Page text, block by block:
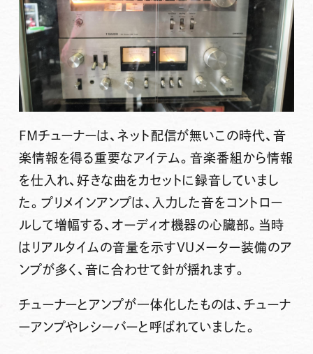
FMチューナーは、ネット配信が無いこの時代、音
楽情報を得る重要なアイテム。音楽番組から情報
を仕入れ、好きな曲をカセットに録音していまし
た。プリメインアンプは、入力した音をコントロー
ルして増幅する、オーディオ機器の心臓部。当時
はリアルタイムの音量を示すVUメーター装備のア
ンプが多く、音に合わせて針が揺れます。
チューナーとアンプが一体化したものは、チューナ
ーアンプやレシーバーと呼ばれていました。